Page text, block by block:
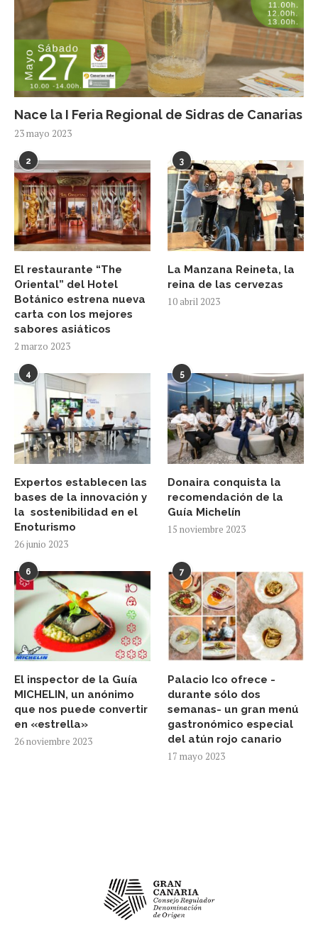
Nace la I Feria Regional de Sidras de Canarias
23 mayo 2023
2
El restaurante “The
Oriental” del Hotel
Botánico estrena nueva
carta con los mejores
sabores asiáticos
2 marzo 2023
3
La Manzana Reineta, la
reina de las cervezas
10 abril 2023
4
Expertos establecen las
bases de la innovación y
la sostenibilidad en el
Enoturismo
26 junio 2023
5
Donaira conquista la
recomendación de la
Guía Michelín
15 noviembre 2023
6
El inspector de la Guía
MICHELIN, un anónimo
que nos puede convertir
en «estrella»
26 noviembre 2023
7
Palacio Ico ofrece -
durante sólo dos
semanas- un gran menú
gastronómico especial
del atún rojo canario
17 mayo 2023